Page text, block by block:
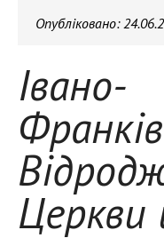
Опубліковано:
Івано-
Церкви